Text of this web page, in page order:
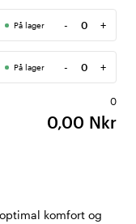
På lager -
Antall
+
På lager -
Antall
+
0
0,00 Nkr
komfort og